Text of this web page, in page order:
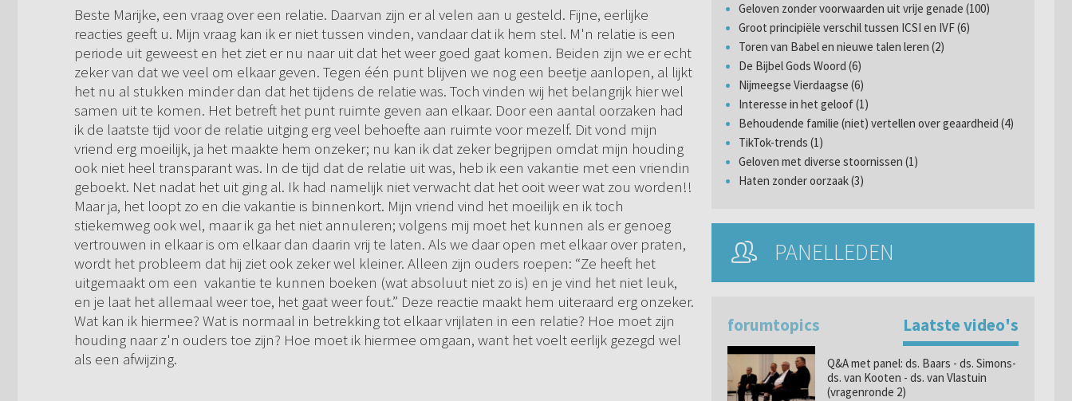
Beste Marijke, een vraag over een relatie. Daarvan zijn er al velen aan u gesteld. Fijne, eerlijke
reacties geeft u. Mijn vraag kan ik er niet tussen vinden, vandaar dat ik hem stel. M'n relatie is een
periode uit geweest en het ziet er nu naar uit dat het weer goed gaat komen. Beiden zijn we er echt
zeker van dat we veel om elkaar geven. Tegen één punt blijven we nog een beetje aanlopen, al lijkt
het nu al stukken minder dan dat het tijdens de relatie was. Toch vinden wij het belangrijk hier wel
samen uit te komen. Het betreft het punt ruimte geven aan elkaar. Door een aantal oorzaken had
ik de laatste tijd voor de relatie uitging erg veel behoefte aan ruimte voor mezelf. Dit vond mijn
vriend erg moeilijk, ja het maakte hem onzeker; nu kan ik dat zeker begrijpen omdat mijn houding
ook niet heel transparant was. In de tijd dat de relatie uit was, heb ik een vakantie met een vriendin
geboekt. Net nadat het uit ging al. Ik had namelijk niet verwacht dat het ooit weer wat zou worden!!
Maar ja, het loopt zo en die vakantie is binnenkort. Mijn vriend vind het moeilijk en ik toch
stiekemweg ook wel, maar ik ga het niet annuleren; volgens mij moet het kunnen als er genoeg
vertrouwen in elkaar is om elkaar dan daarin vrij te laten. Als we daar open met elkaar over praten,
wordt het probleem dat hij ziet ook zeker wel kleiner. Alleen zijn ouders roepen: “Ze heeft het
uitgemaakt om een vakantie te kunnen boeken (wat absoluut niet zo is) en je vind het niet leuk,
en je laat het allemaal weer toe, het gaat weer fout.” Deze reactie maakt hem uiteraard erg onzeker.
Wat kan ik hiermee? Wat is normaal in betrekking tot elkaar vrijlaten in een relatie? Hoe moet zijn
houding naar z'n ouders toe zijn? Hoe moet ik hiermee omgaan, want het voelt eerlijk gezegd wel
als een afwijzing.
Geloven zonder voorwaarden uit vrije genade (100)
Groot principiële verschil tussen ICSI en IVF (6)
Toren van Babel en nieuwe talen leren (2)
De Bijbel Gods Woord (6)
Nijmeegse Vierdaagse (6)
Interesse in het geloof (1)
Behoudende familie (niet) vertellen over geaardheid (4)
TikTok-trends (1)
Geloven met diverse stoornissen (1)
Haten zonder oorzaak (3)
PANELLEDEN
forumtopics Laatste video's
Q&A met panel: ds. Baars - ds. Simons-
ds. van Kooten - ds. van Vlastuin
(vragenronde 2)